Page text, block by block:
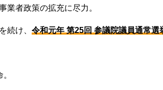
業者政策の拡充に尽力。
続け、 令和元年 第25回 参議院議員通常